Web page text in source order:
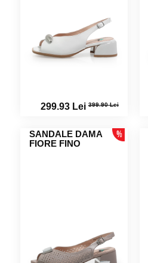
299.93 Lei 399.90 Lei
SANDALE DAMA
FIORE FINO